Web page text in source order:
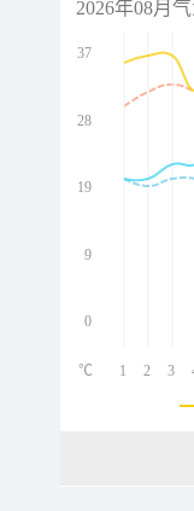
2026年08月
37
28
19
9
0
1 2 3
℃